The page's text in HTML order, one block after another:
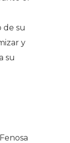
de su
y
su